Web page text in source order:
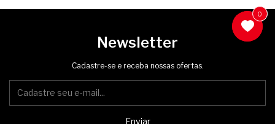
Newsletter
Cadastre-se e receba nossas ofertas.
0
0